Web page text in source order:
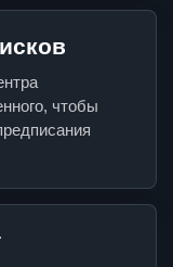
чтобы